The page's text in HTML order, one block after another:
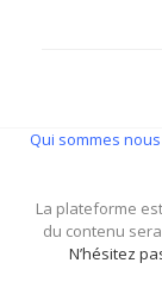
Qui sommes nous
La plateforme
du contenu
N’hésitez